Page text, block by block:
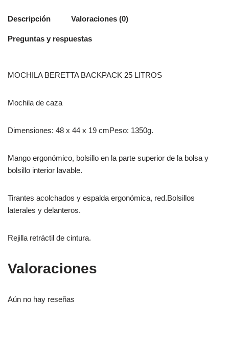
Descripción Valoraciones (0)
Preguntas y respuestas
MOCHILA BERETTA BACKPACK 25 LITROS
Mochila de caza
Dimensiones: 48 x 44 x 19 cmPeso: 1350g.
Mango ergonómico, bolsillo en la parte superior de la bolsa y
bolsillo interior lavable.
Tirantes acolchados y espalda ergonómica, red.Bolsillos
laterales y delanteros.
Rejilla retráctil de cintura.
Valoraciones
Aún no hay reseñas